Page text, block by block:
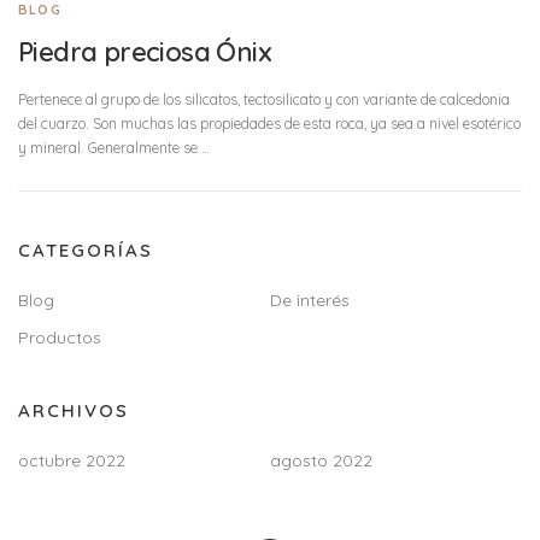
BLOG
Piedra preciosa Ónix
Pertenece al grupo de los silicatos, tectosilicato y con variante de calcedonia
del cuarzo. Son muchas las propiedades de esta roca, ya sea a nivel esotérico
y mineral. Generalmente se …
CATEGORÍAS
Blog
De interés
Productos
ARCHIVOS
octubre 2022 agosto 2022